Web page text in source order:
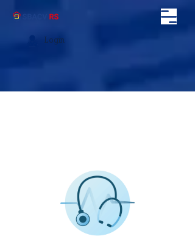
Login